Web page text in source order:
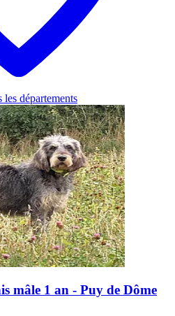
les départements
mâle 1 an - Puy de Dôme